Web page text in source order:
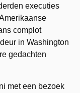
executies
complot
in Washington
gedachten
met een bezoek